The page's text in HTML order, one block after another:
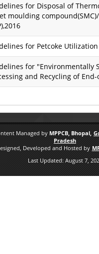
for Disposal of
moulding
for Petcoke Utilization
for "Environmentally
and Recycling of End-
Managed by MPPCB, Bhopal,
Pradesh
Developed and Hosted by
Last Updated: August 7,